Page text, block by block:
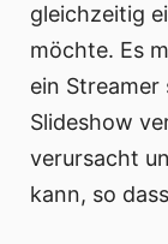
gleichzeitig
möchte. Es
ein Streamer
Slideshow
verursacht
kann, so